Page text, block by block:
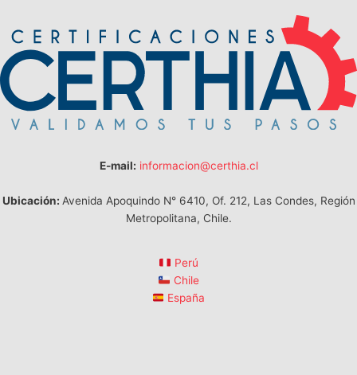
E-mail: informacion@certhia.cl
Ubicación: Avenida Apoquindo N° 6410, Of. 212, Las Condes, Región
Metropolitana, Chile.
Perú
Chile
España